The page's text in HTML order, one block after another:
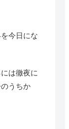
今日にな
は徹夜に
うちか